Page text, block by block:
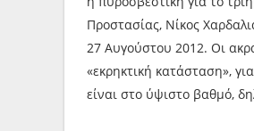
Προστασίας, Νίκος
27 Αυγούστου 2012. Οι
«εκρηκτική κατάσταση»,
είναι στο ύψιστο βαθμό,